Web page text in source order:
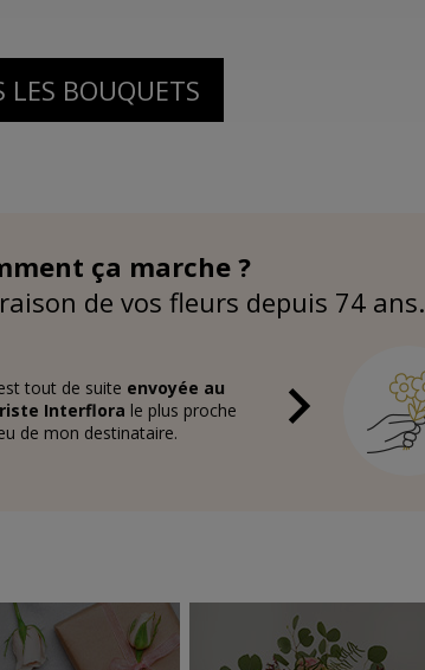
LES BOUQUETS
ça marche ?
de vos fleurs depuis 74 ans.
tout de suite envoyée au
Interflora le plus proche
de mon destinataire.